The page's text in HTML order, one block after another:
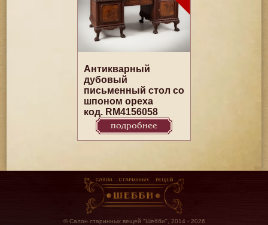
Антикварный
дубовый
письменный стол со
шпоном ореха
код. RM4156058
подробнее
© Салон старинных вещей "Шебби", 2014 - 2026